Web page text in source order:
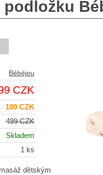
Bébéjou
CZK
100 CZK
499 CZK
Skladem
1 ks
dětským